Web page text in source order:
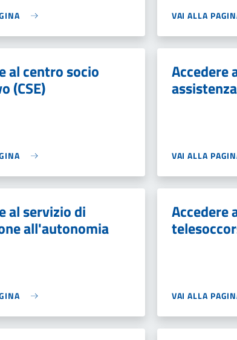
VAI ALLA
al centro socio
(CSE)
Accedere
VAI ALLA
al servizio di
all'autonomia
Accedere
VAI ALLA